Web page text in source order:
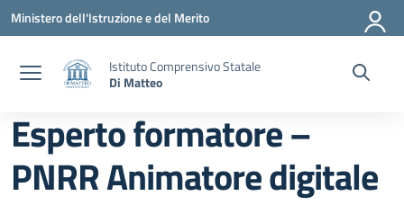
Vai ai contenuti
Vai al menu di navigazione
Vai al footer
Ministero dell'Istruzione e del Merito
Istituto Comprensivo Statale
Di Matteo
Esperto formatore –
PNRR Animatore digitale